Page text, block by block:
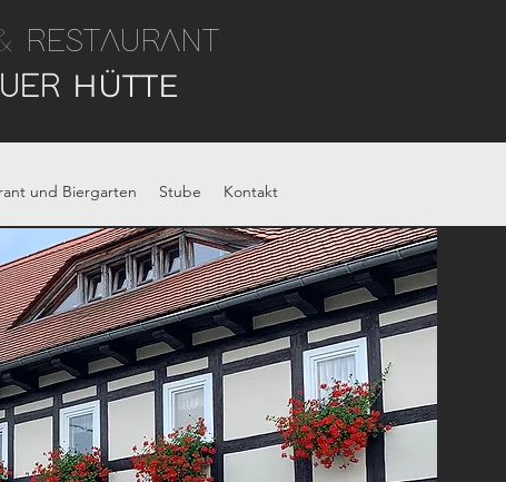
RESTAURANT
HÜTTE
und Biergarten Stube Kontakt